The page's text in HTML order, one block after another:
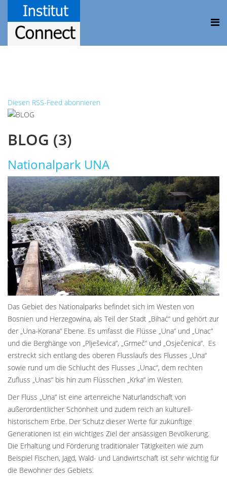
Diesen RSS-Feed abonnieren
BLOG (3)
Nationalpark UNA
Das Gebiet des Nationalparks befindet sich im Westen von
Bosnien und Herzegowina, als Teil der Stadt „Bihać“ und gehört zur
der „Una-Korana“ Ebene. Es umfasst die Flüsse „Una“ und „Unac“
und die Berghänge von „Plješevica“, „Grmeč“ und „Osječenica“. Es
erstreckt sich entlang des oberen Flusslaufs des Flusses „Una“
sowie rund um die Schlucht des Flusses „Unac“, dem rechten
Zufluss „Unas“ bis hin zum Flüsschen „Krka“ im Westen.
Der Fluss „Una“ ist eine artenreiche Naturlandschaft von
außerordentlicher Schönheit und zudem reich an kulturell-
historischem Erbe. Der Schutz dieser Werte für zukünftige
Generationen ist ein wichtiges Ziel der ansässigen Bevölkerung.
Die Erhaltung und Förderung traditionaler Tätigkeiten wie zum
Beispiel Fischen, Jagd, Wald- und Landwirtschaft ist sehr wichtig für
die Bewohner des Gebiets.